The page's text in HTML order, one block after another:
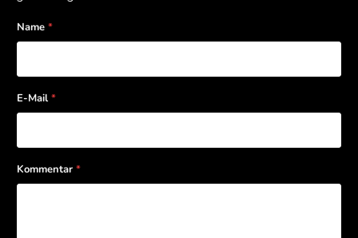
Name*
E-Mail*
Kommentar*